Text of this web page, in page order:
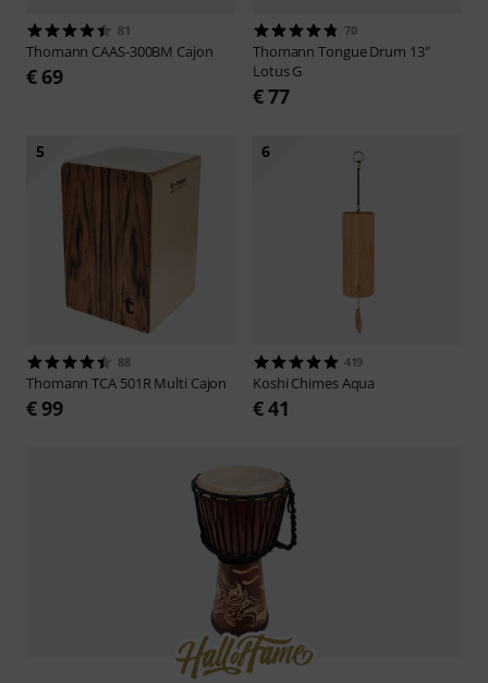
81
Thomann CAAS-300BM Cajon
€ 69
70
ThomannTongue Drum 13"
Lotus G
€ 77
5
88
ThomannTCA 501R Multi Cajon
€ 99
6
419
Koshi Chimes Aqua
€ 41